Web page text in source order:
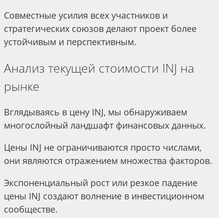
Совместные усилия всех участников и
стратегических союзов делают проект более
устойчивым и перспективным.
Анализ текущей стоимости INJ на
рынке
Вглядываясь в цену INJ, мы обнаруживаем
многослойный ландшафт финансовых данных.
Цены INJ не ограничиваются просто числами,
они являются отражением множества факторов.
Экспоненциальный рост или резкое падение
цены INJ создают волнение в инвестиционном
сообществе.